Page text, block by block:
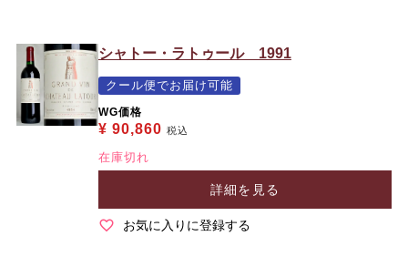
シャトー・ラトゥール 1991
クール便でお届け可能
WG価格
¥ 90,860 税込
在庫切れ
詳細を見る
お気に入りに登録する